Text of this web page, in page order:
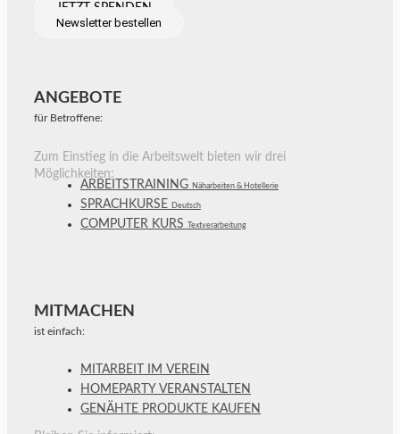
JETZT SPENDEN
Newsletter bestellen
ANGEBOTE
für Betroffene:
Zum Einstieg in die Arbeitswelt bieten wir drei
Möglichkeiten:
ARBEITSTRAINING Näharbeiten & Hotellerie
SPRACHKURSE Deutsch
COMPUTER KURS Textverarbeitung
MITMACHEN
ist einfach:
MITARBEIT IM VEREIN
HOMEPARTY VERANSTALTEN
GENÄHTE PRODUKTE KAUFEN